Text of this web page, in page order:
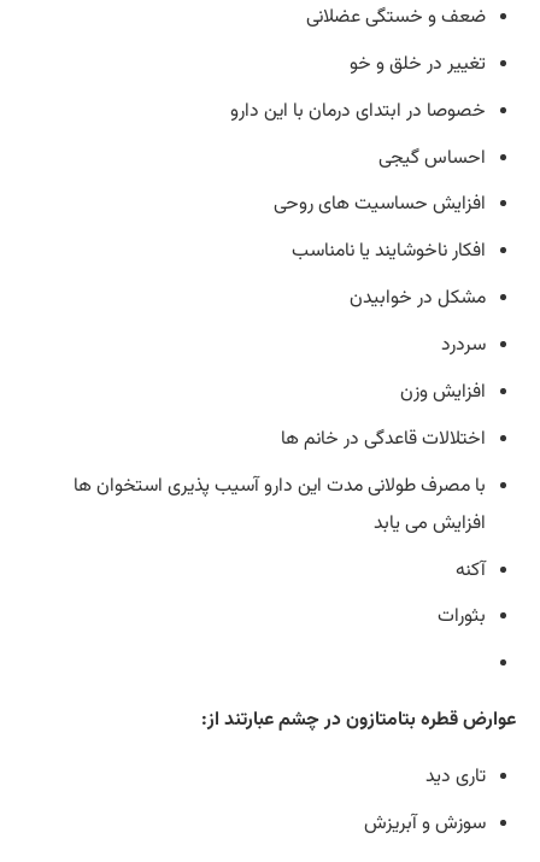
ضعف و خستگی عضلانی
تغییر در خلق و خو
خصوصا در ابتدای درمان با این دارو
احساس گیجی
افزایش حساسیت های روحی
افکار ناخوشایند یا نامناسب
مشکل در خوابیدن
سردرد
افزایش وزن
اختلالات قاعدگی در خانم ها
با مصرف طولانی مدت این دارو آسیب پذیری استخوان ها
افزایش می یابد
آکنه
بثورات
عوارض قطره بتامتازون در چشم عبارتند از:
تاری دید
سوزش و آبریزش